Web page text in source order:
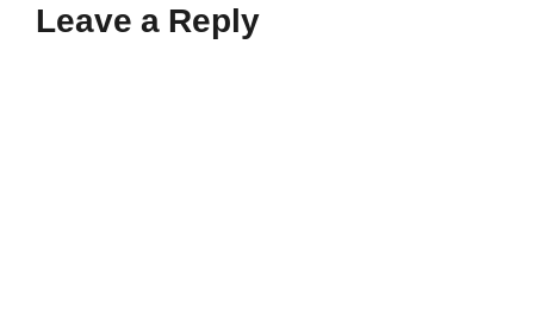
Leave a Reply